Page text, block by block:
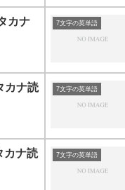
カナ
7文字の英単語
カナ読
7文字の英単語
カナ読
7文字の英単語